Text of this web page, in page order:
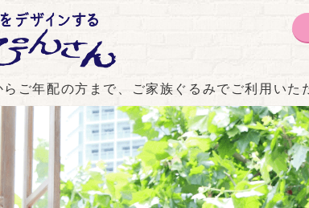
白山市の美容
ご年配の方まで、ご家族ぐるみでご利用い